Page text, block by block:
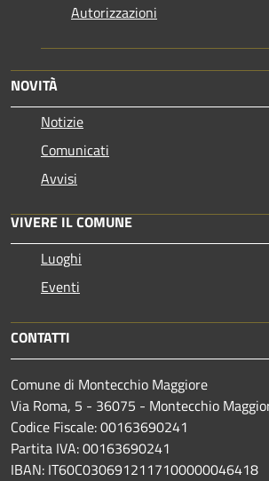
Autorizzazioni
NOVITÀ
Notizie
Comunicati
Avvisi
VIVERE IL COMUNE
Luoghi
Eventi
CONTATTI
Comune di Montecchio Maggiore
Via Roma, 5 - 36075 - Montecchio
Codice Fiscale: 00163690241
Partita IVA: 00163690241
IBAN: IT60C0306912117100000046418